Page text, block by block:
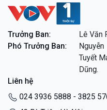
VOV1 đặc biệt
Thanh âm ký sự
Chân dung cuộc sống
Các chương trình đặc biệt
Trưởng Ban:
Lê Văn
Phó Trưởng Ban:
Tuyết
Dũng.
Liên hệ
024 3936 5888 - 3825